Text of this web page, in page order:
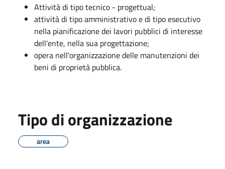
Attività di tipo tecnico - progettual;
attività di tipo amministrativo e di tipo esecutivo
nella pianificazione dei lavori pubblici di interesse
dell'ente, nella sua progettazione;
opera nell'organizzazione delle manutenzioni dei
beni di proprietà pubblica.
Tipo di organizzazione
area